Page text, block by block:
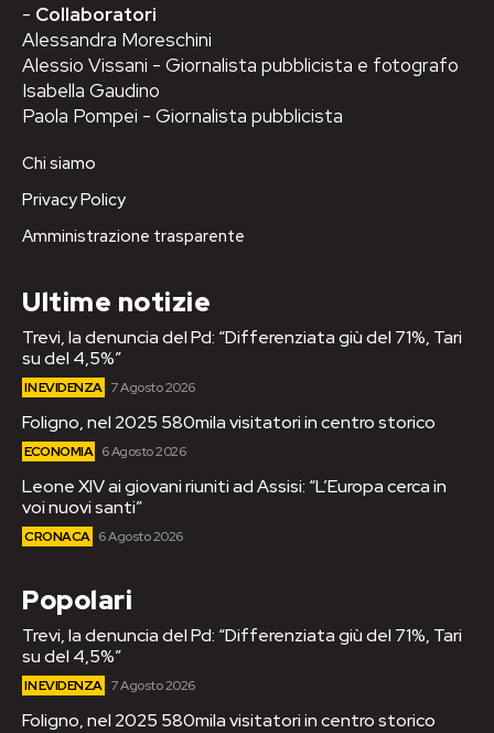
- Collaboratori
Alessandra Moreschini
Alessio Vissani - Giornalista pubblicista e fotografo
Isabella Gaudino
Paola Pompei - Giornalista pubblicista
Chi siamo
Privacy Policy
Amministrazione trasparente
Ultime notizie
Trevi, la denuncia del Pd: “Differenziata giù del 71%, Tari
su del 4,5%”
IN EVIDENZA 7 Agosto 2026
Foligno, nel 2025 580mila visitatori in centro storico
ECONOMIA 6 Agosto 2026
Leone XIV ai giovani riuniti ad Assisi: “L’Europa cerca in
voi nuovi santi”
CRONACA 6 Agosto 2026
Popolari
Trevi, la denuncia del Pd: “Differenziata giù del 71%, Tari
su del 4,5%”
IN EVIDENZA 7 Agosto 2026
Foligno, nel 2025 580mila visitatori in centro storico